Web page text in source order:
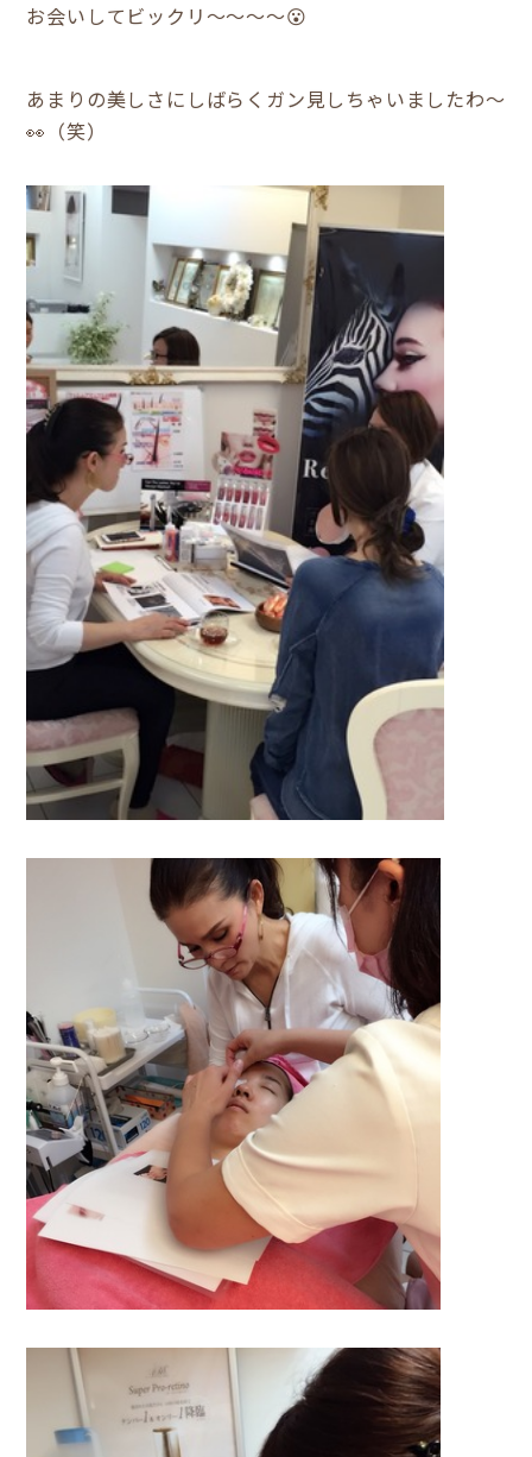
お会いしてビックリ～～～～😮
あまりの美しさにしばらくガン見しちゃいましたわ～
👀（笑）